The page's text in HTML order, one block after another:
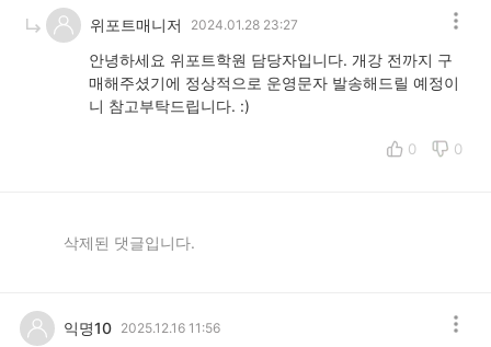
위포트매니저 2024.01.28 23:27
안녕하세요 위포트학원 담당자입니다. 개강 전까지 구
매해주셨기에 정상적으로 운영문자 발송해드릴 예정이
니 참고부탁드립니다. :)
0 0
삭제된 댓글입니다.
익명10 2025.12.16 11:56